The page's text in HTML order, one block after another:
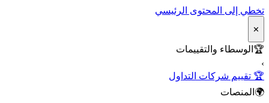
تخطي إلى المحتوى الرئيسي
✕
🏆الوسطاء والتقييمات
🏆 تقييم شركات التداول
🌍المنصات